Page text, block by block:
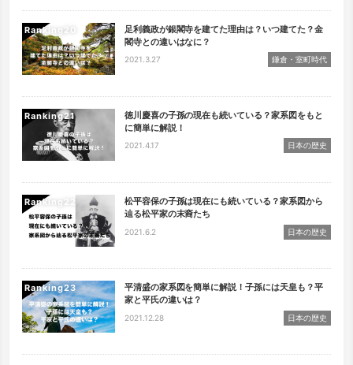
Ranking
足利義政が銀閣寺を建てた理由は？いつ建てた？金
閣寺との違いはなに？
2021.3.27 鎌倉・室町時代
Ranking
徳川慶喜の子孫の現在も続いている？家系図をもと
に簡単に解説！
2021.4.17 日本の歴史
Ranking
松平容保の子孫は現在にも続いている？家系図から
辿る松平家の末裔たち
2021.6.2 日本の歴史
Ranking
平清盛の家系図を簡単に解説！子孫には天皇も？平
家と平氏の違いは？
2021.12.28 日本の歴史